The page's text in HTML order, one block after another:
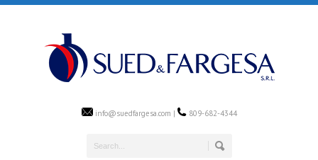
info@suedfargesa.com | 809-682-4344